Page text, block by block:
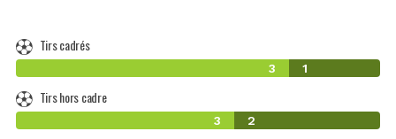
Tirs cadrés
3 1
Tirs hors cadre
3 2